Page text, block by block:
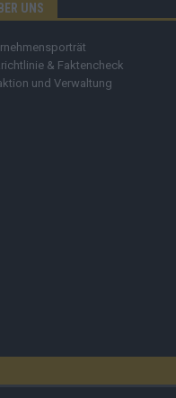
UNS
& Faktencheck
und Verwaltung